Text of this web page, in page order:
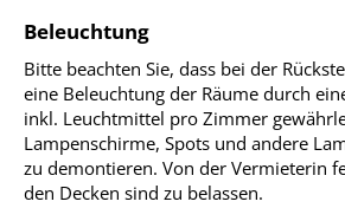
Beleuchtung
Bitte beachten Sie, dass bei der
eine Beleuchtung der Räume durch
inkl. Leuchtmittel pro Zimmer
Lampenschirme, Spots und andere
zu demontieren. Von der Vermieterin
den Decken sind zu belassen.